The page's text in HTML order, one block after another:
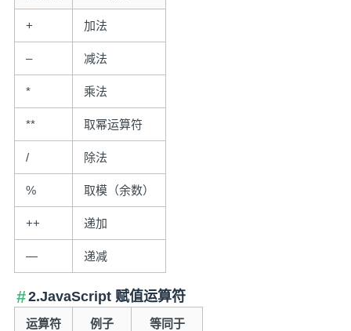
+ 加法
– 减法
* 乘法
** 取幂运算符
/ 除法
% 取模（余数）
++ 递加
— 递减
2.JavaScript 赋值运算符
运算符 例子 等同于